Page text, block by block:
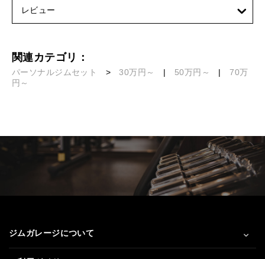
レビュー
関連カテゴリ：
パーソナルジムセット >30万円～ | 50万円～ |70万
円～
ジムガレージについて